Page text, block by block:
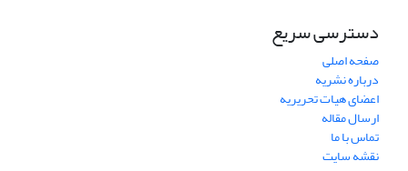
دسترسی سریع
صفحه اصلی
درباره نشریه
اعضای هیات تحریریه
ارسال مقاله
تماس با ما
نقشه سایت